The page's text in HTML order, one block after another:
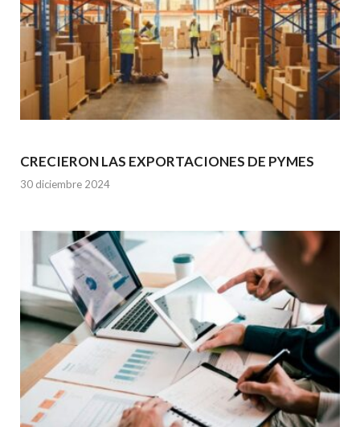
CRECIERON LAS EXPORTACIONES DE PYMES
30 diciembre 2024